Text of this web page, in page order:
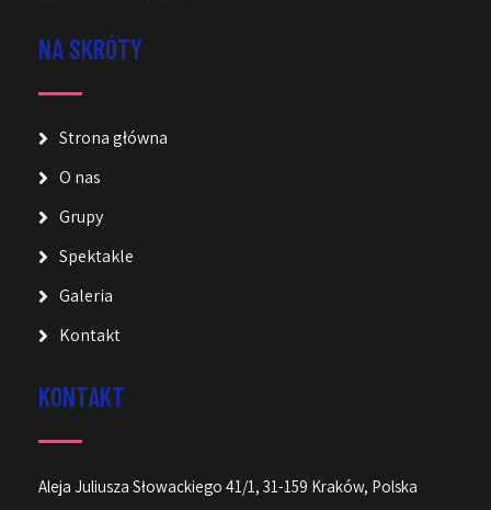
NA SKRÓTY
Strona główna
O nas
Grupy
Spektakle
Galeria
Kontakt
KONTAKT
Aleja Juliusza Słowackiego 41/1, 31-159 Kraków, Polska